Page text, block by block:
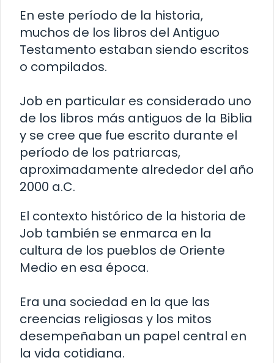
En este período de la historia,
muchos de los libros del Antiguo
Testamento estaban siendo escritos
o compilados.
Job en particular es considerado uno
de los libros más antiguos de la Biblia
y se cree que fue escrito durante el
período de los patriarcas,
aproximadamente alrededor del año
2000 a.C.
El contexto histórico de la historia de
Job también se enmarca en la
cultura de los pueblos de Oriente
Medio en esa época.
Era una sociedad en la que las
creencias religiosas y los mitos
desempeñaban un papel central en
la vida cotidiana.